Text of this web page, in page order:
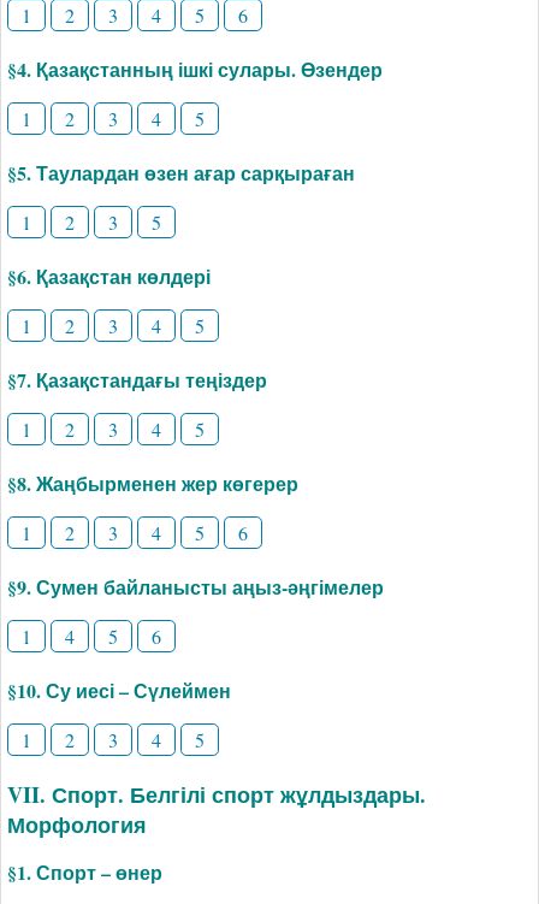
1 2 3 4 5 6
§4. Қазақстанның ішкі сулары. Өзендер
1 2 3 4 5
§5. Таулардан өзен ағар сарқыраған
1 2 3 5
§6. Қазақстан көлдері
1 2 3 4 5
§7. Қазақстандағы теңіздер
1 2 3 4 5
§8. Жаңбырменен жер көгерер
1 2 3 4 5 6
§9. Сумен байланысты аңыз-әңгімелер
1 4 5 6
§10. Су иесі – Сүлеймен
1 2 3 4 5
VII. Спорт. Белгілі спорт жұлдыздары.
Морфология
§1. Спорт – өнер